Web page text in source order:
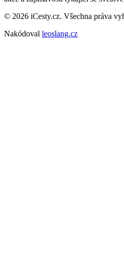
© 2026 iCesty.cz. Všechna práva
Nakódoval leoslang.cz